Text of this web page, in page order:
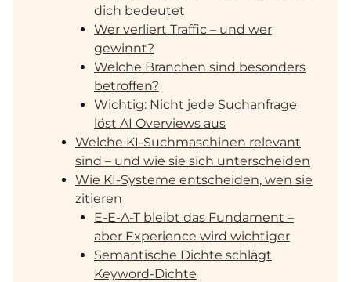
dich bedeutet
Wer verliert Traffic – und wer
gewinnt?
Welche Branchen sind besonders
betroffen?
Wichtig: Nicht jede Suchanfrage
löst AI Overviews aus
Welche KI-Suchmaschinen relevant
sind – und wie sie sich unterscheiden
Wie KI-Systeme entscheiden, wen sie
zitieren
E-E-A-T bleibt das Fundament –
aber Experience wird wichtiger
Semantische Dichte schlägt
Keyword-Dichte